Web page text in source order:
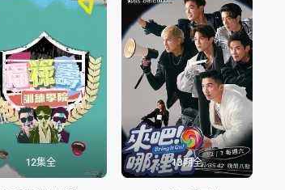
12集全 13期全